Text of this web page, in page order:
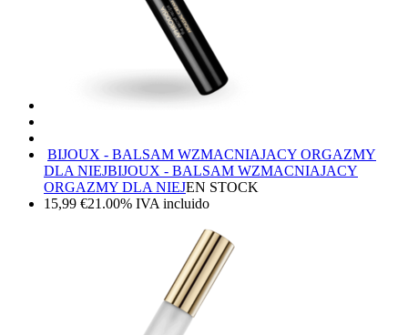
BIJOUX - BALSAM WZMACNIAJACY ORGAZMY
DLA NIEJBIJOUX - BALSAM WZMACNIAJACY
ORGAZMY DLA NIEJEN STOCK
15,99 €21.00% IVA incluido